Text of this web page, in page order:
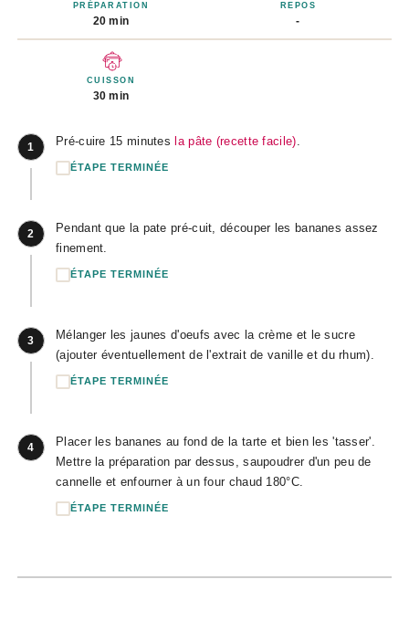
PRÉPARATION
20 min
REPOS
-
CUISSON
30 min
1 Pré-cuire 15 minutesla pâte (recette facile)
ÉTAPE TERMINÉE
2
Pendant que la pate pré-cuit, découper les bananes assez
finement.
ÉTAPE TERMINÉE
3
Mélanger les jaunes d'oeufs avec la crème et le sucre
(ajouter éventuellement de l'extrait de vanille et du rhum).
ÉTAPE TERMINÉE
4
Placer les bananes au fond de la tarte et bien les 'tasser'.
Mettre la préparation par dessus, saupoudrer d'un peu de
cannelle et enfourner à un four chaud 180°C.
ÉTAPE TERMINÉE